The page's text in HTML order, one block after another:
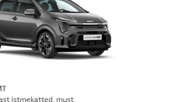
istmekatted, must